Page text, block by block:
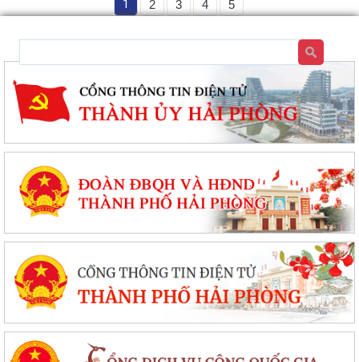
1 2 3 4 5